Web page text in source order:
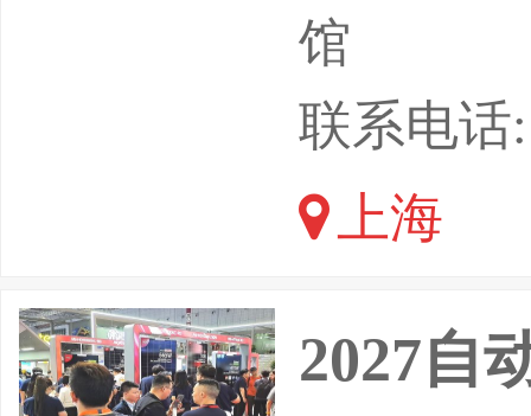
会介绍
二十四
上届展
企业，
馆
联系电话
上海
2027自